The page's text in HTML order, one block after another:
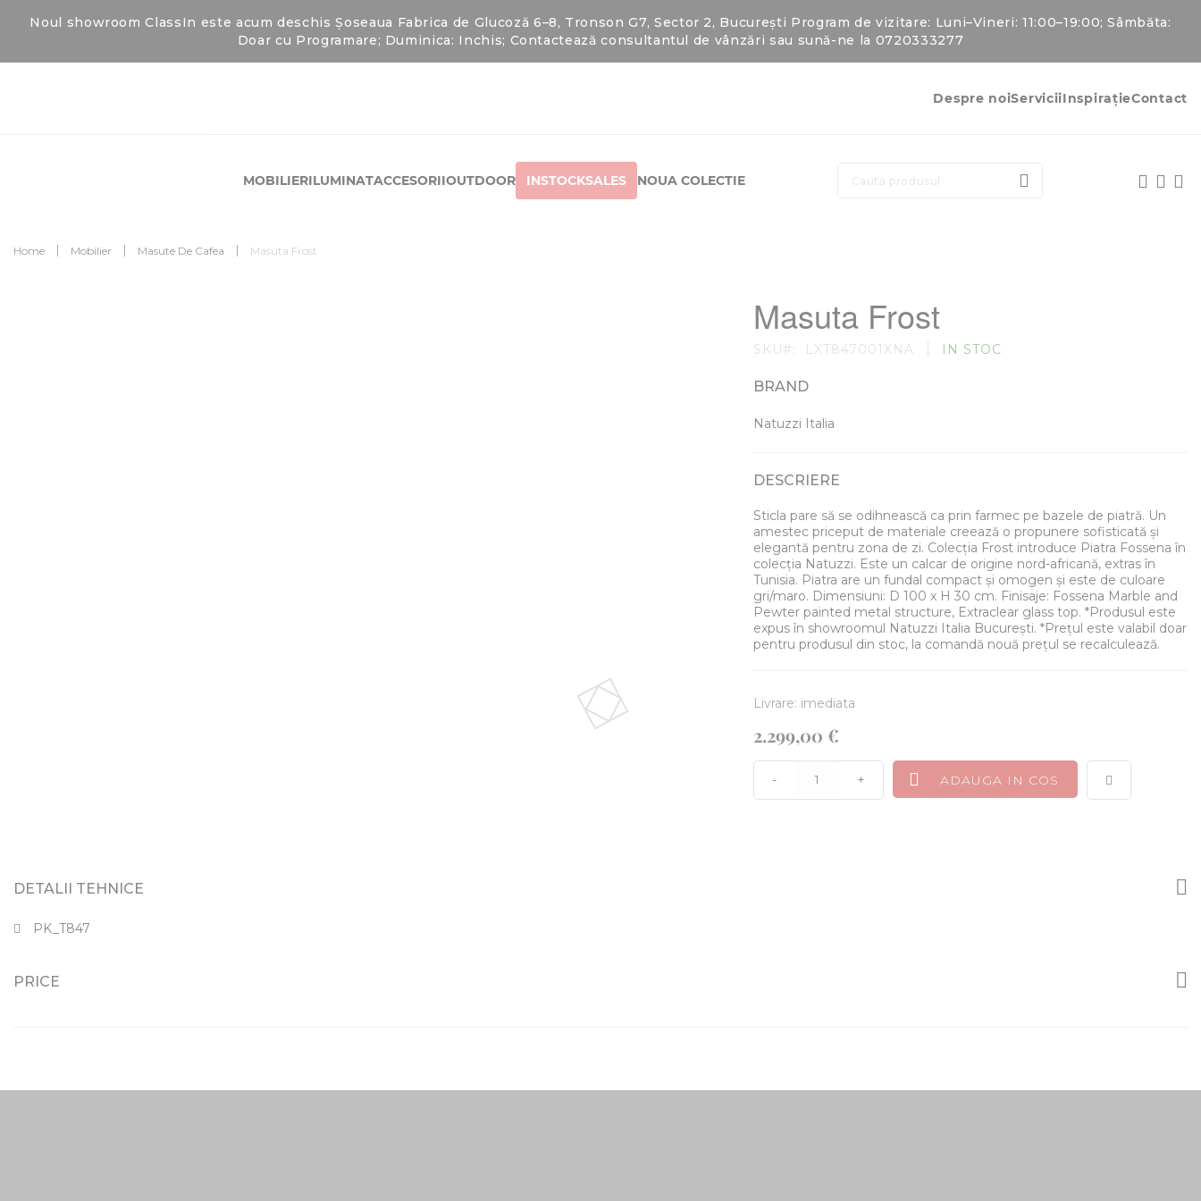
Noul showroom ClassIn este acum deschis Șoseaua Fabrica de Glucoză 6–8, Tronson G7, Sector 2, București Program de vizitare: Luni–Vineri: 11:00–19:00; Sâmbăta:
Doar cu Programare; Duminica: Inchis; Contactează consultantul de vânzări sau sună-ne la 0720333277
Despre noiServiciiInspirațieContact
CAUTARE
MOBILIERILUMINATACCESORIIOUTDOOR INSTOCKSALES NOUA COLECTIE
Home Mobilier Masute De Cafea Masuta Frost
Masuta Frost
SKU LXT847001XNA IN STOC
BRAND
Natuzzi Italia
DESCRIERE
Sticla pare să se odihnească ca prin farmec pe bazele de piatră. Un
amestec priceput de materiale creează o propunere sofisticată și
elegantă pentru zona de zi. Colecția Frost introduce Piatra Fossena în
colecția Natuzzi. Este un calcar de origine nord-africană, extras în
Tunisia. Piatra are un fundal compact și omogen și este de culoare
gri/maro. Dimensiuni: D 100 x H 30 cm. Finisaje: Fossena Marble and
Pewter painted metal structure, Extraclear glass top. *Produsul este
expus în showroomul Natuzzi Italia București. *Prețul este valabil doar
pentru produsul din stoc, la comandă nouă prețul se recalculează.
- + ADAUGA IN COS
Livrare: imediata
2.299,00 €
DETALII TEHNICE
PK_T847
PRICE